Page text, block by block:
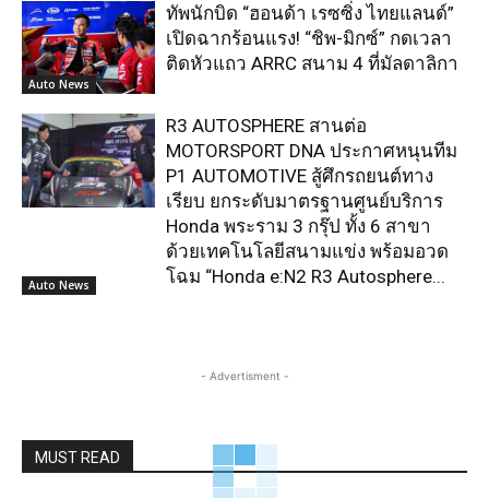
Auto News
ทัพนักบิด “ฮอนด้า เรซซิ่ง ไทยแลนด์”
เปิดฉากร้อนแรง! “ชิพ-มิกซ์” กดเวลา
ติดหัวแถว ARRC สนาม 4 ที่มัลดาลิกา
Auto News
R3 AUTOSPHERE สานต่อ
MOTORSPORT DNA ประกาศหนุนทีม
P1 AUTOMOTIVE สู้ศึกรถยนต์ทาง
เรียบ ยกระดับมาตรฐานศูนย์บริการ
Honda พระราม 3 กรุ๊ป ทั้ง 6 สาขา
ด้วยเทคโนโลยีสนามแข่ง พร้อมอวด
โฉม “Honda e:N2 R3 Autosphere...
- Advertisment -
MUST READ